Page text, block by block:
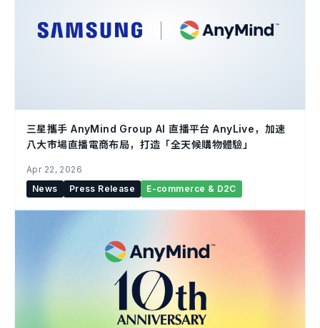
三星攜手 AnyMind Group AI 直播平台 AnyLive，加速
八大市場直播電商布局，打造「全天候購物體驗」
Apr 22, 2026
News
Press Release E-commerce & D2C